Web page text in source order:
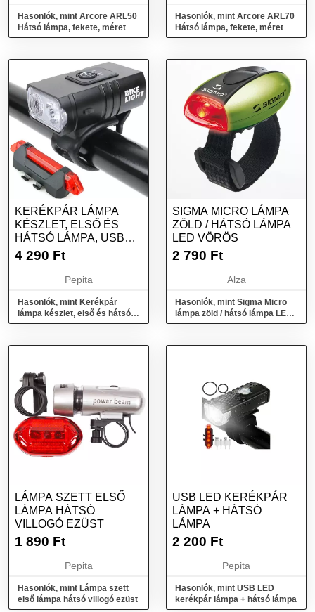
Hasonlók, mint Arcore ARL50
Hátsó lámpa, fekete, méret
Hasonlók, mint Arcore ARL70
Hátsó lámpa, fekete, méret
KERÉKPÁR LÁMPA
KÉSZLET, ELSŐ ÉS
HÁTSÓ LÁMPA, USB
TÖLTÉS, FEKETE
4 290 Ft
Pepita
Hasonlók, mint Kerékpár
lámpa készlet, első és hátsó
lámpa, USB töltés, fekete
SIGMA MICRO LÁMPA
ZÖLD / HÁTSÓ LÁMPA
LED VÖRÖS
2 790 Ft
Alza
Hasonlók, mint Sigma Micro
lámpa zöld / hátsó lámpa LED
vörös
LÁMPA SZETT ELSŐ
LÁMPA HÁTSÓ
VILLOGÓ EZÜST
1 890 Ft
Pepita
Hasonlók, mint Lámpa szett
első lámpa hátsó villogó ezüst
USB LED KERÉKPÁR
LÁMPA + HÁTSÓ
LÁMPA
2 200 Ft
Pepita
Hasonlók, mint USB LED
kerékpár lámpa + hátsó lámpa